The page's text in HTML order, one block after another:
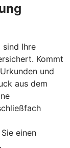
sind Ihre
Kommt
und
aus dem
einen